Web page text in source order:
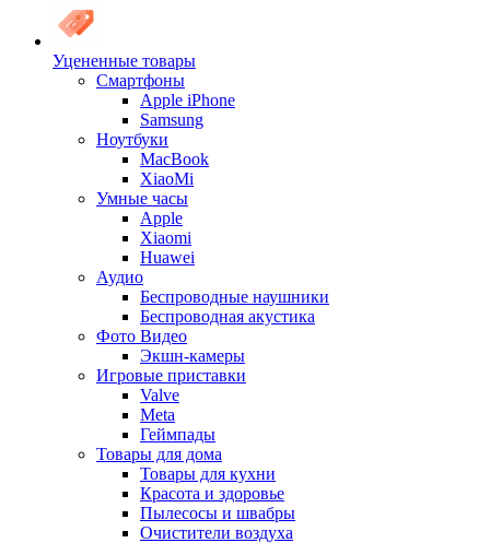
Уцененные товары
Cмартфоны
Apple iPhone
Samsung
Ноутбуки
MacBook
XiaoMi
Умные часы
Apple
Xiaomi
Huawei
Аудио
Беспроводные наушники
Беспроводная акустика
Фото Видео
Экшн-камеры
Игровые приставки
Valve
Meta
Геймпады
Товары для дома
Товары для кухни
Красота и здоровье
Пылесосы и швабры
Очистители воздуха